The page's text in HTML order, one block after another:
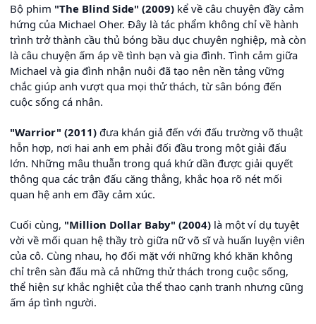
Bộ phim "The Blind Side" (2009) kể về câu chuyện đầy cảm
hứng của Michael Oher. Đây là tác phẩm không chỉ về hành
trình trở thành cầu thủ bóng bầu dục chuyên nghiệp, mà còn
là câu chuyện ấm áp về tình bạn và gia đình. Tình cảm giữa
Michael và gia đình nhận nuôi đã tạo nên nền tảng vững
chắc giúp anh vượt qua mọi thử thách, từ sân bóng đến
cuộc sống cá nhân.
"Warrior" (2011) đưa khán giả đến với đấu trường võ thuật
hỗn hợp, nơi hai anh em phải đối đầu trong một giải đấu
lớn. Những mâu thuẫn trong quá khứ dần được giải quyết
thông qua các trận đấu căng thẳng, khắc họa rõ nét mối
quan hệ anh em đầy cảm xúc.
Cuối cùng, "Million Dollar Baby" (2004) là một ví dụ tuyệt
vời về mối quan hệ thầy trò giữa nữ võ sĩ và huấn luyện viên
của cô. Cùng nhau, họ đối mặt với những khó khăn không
chỉ trên sàn đấu mà cả những thử thách trong cuộc sống,
thể hiện sự khắc nghiệt của thể thao cạnh tranh nhưng cũng
ấm áp tình người.